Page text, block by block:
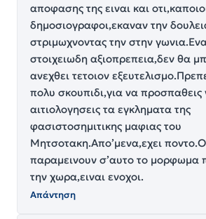
αποφασης της ειναι και
δημοσιογραφοι,εκαναν την
στριμωχνοντας την στην
στοιχειωδη αξιοπρεπεια,δεν θα
ανεχθει τετοιον
πολυ σκουπιδι,για να προσπαθεις
αιτιολογησεις τα εγκληματα της
φασιστοσημιτικης μαφιας του
Μητσοτακη.Απο’μενα,εχει
παραμεινουν σ’αυτο το μορφωμα
την χωρα,ειναι ενοχοι.
Απάντηση